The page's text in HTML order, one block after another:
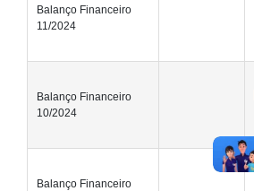
Balanço Financeiro
11/2024
Balanço Financeiro
10/2024
Balanço Financeiro